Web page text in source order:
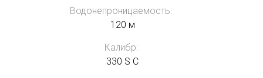
Водонепроницаемость:
120 м
Калибр:
330 S C